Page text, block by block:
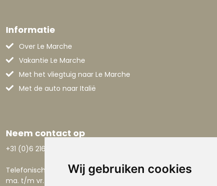
Wij gebruiken cookies
Informatie
Over Le Marche
Vakantie Le Marche
Met het vliegtuig naar Le Marche
Met de auto naar Italië
Neem contact op
+31 (0)6 21668801
Telefonisch bereikbaar:
ma. t/m vr. 9.00-17.30 uur.